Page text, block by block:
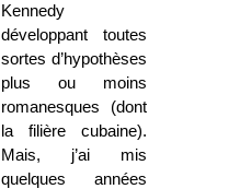
Kennedy
développant toutes
sortes d’hypothèses
plus ou moins
romanesques (dont
la filière cubaine).
Mais, j’ai mis
quelques années